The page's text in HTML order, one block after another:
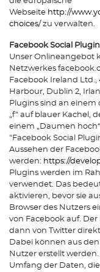
Webseite http://
choices/ zu verwalten.
Facebook Social
Unser Onlineangebot
Netzwerkes
Facebook Ireland Ltd.,
Harbour, Dublin 2,
Plugins sind an einem
„f“ auf blauer Kachel,
einem „Daumen
"Facebook Social
Aussehen der
werden: https://
Plugins werden im
verwendet. Das
aktivieren, bevor sie
Browser des Nutzers
von Facebook auf.
dann von Twitter
Dabei können aus
Nutzer erstellt
Umfang der Daten,